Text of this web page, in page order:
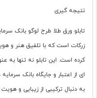
نتیجه گیری
تابلو ورق طلا طرح لوگو بانک
زرکات است که با تلفیق هنر و
کرده است. این تابلو نه تنها به
ای از اعتبار و جایگاه بانک
به دنبال ترکیبی از زیبایی و